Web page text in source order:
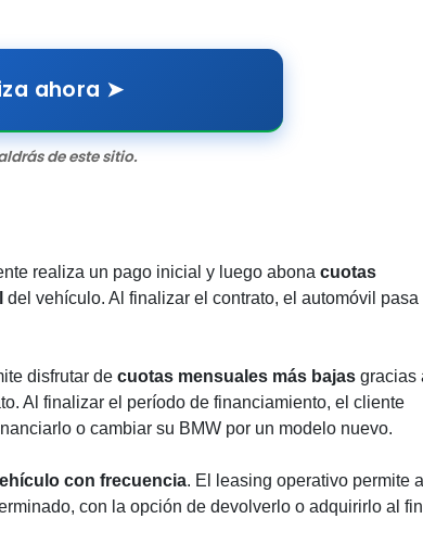
ahora ➤
de este sitio.
realiza un pago inicial y luego abona cuotas
del vehículo. Al finalizar el contrato, el automóvil pasa
disfrutar de cuotas mensuales más bajas gracias
Al finalizar el período de financiamiento, el cliente
o cambiar su BMW por un modelo nuevo.
con frecuencia. El leasing operativo permite
con la opción de devolverlo o adquirirlo al